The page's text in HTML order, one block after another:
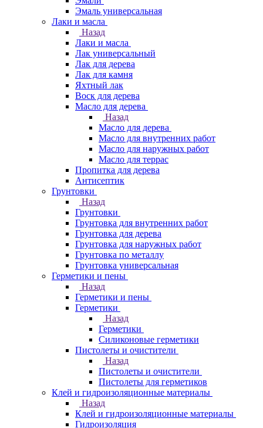
Эмаль универсальная
Лаки и масла
Назад
Лаки и масла
Лак универсальный
Лак для дерева
Лак для камня
Яхтный лак
Воск для дерева
Масло для дерева
Назад
Масло для дерева
Масло для внутренних работ
Масло для наружных работ
Масло для террас
Пропитка для дерева
Антисептик
Грунтовки
Назад
Грунтовки
Грунтовка для внутренних работ
Грунтовка для дерева
Грунтовка для наружных работ
Грунтовка по металлу
Грунтовка универсальная
Герметики и пены
Назад
Герметики и пены
Герметики
Назад
Герметики
Силиконовые герметики
Пистолеты и очистители
Назад
Пистолеты и очистители
Пистолеты для герметиков
Клей и гидроизоляционные материалы
Назад
Клей и гидроизоляционные материалы
Гидроизоляция